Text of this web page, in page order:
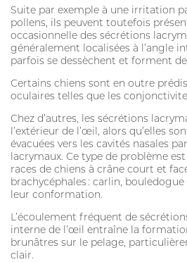
FIPROKIL
FIPROKIL
VETOSAN
PARKAN
PERFIKAN
CONSEILS
QUI SOMMES-
MON CARNET DE SANTÉ
Suite par exemple à une irritation
pollens, ils peuvent toutefois
occasionnelle des sécrétions
généralement localisées à l’angle
parfois se dessèchent et forment
Certains chiens sont en outre
oculaires telles que les
Chez d’autres, les sécrétions
l’extérieur de l’œil, alors qu’elles
évacuées vers les cavités nasales
lacrymaux. Ce type de problème
races de chiens à crâne court et
brachycéphales : carlin,
leur conformation.
L’écoulement fréquent de
interne de l’œil entraîne la
brunâtres sur le pelage,
clair.